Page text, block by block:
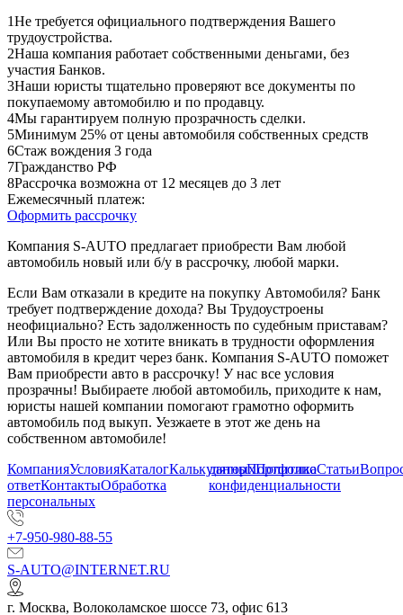
1Не требуется официального подтверждения Вашего
трудоустройства.
2Наша компания работает собственными деньгами, без
участия Банков.
3Наши юристы тщательно проверяют все документы по
покупаемому автомобилю и по продавцу.
4Мы гарантируем полную прозрачность сделки.
5Минимум 25% от цены автомобиля собственных средств
6Стаж вождения 3 года
7Гражданство РФ
8Рассрочка возможна от 12 месяцев до 3 лет
Ежемесячный платеж:
Оформить рассрочку
Компания S-AUTO предлагает приобрести Вам любой
автомобиль новый или б/у в рассрочку, любой марки.
Если Вам отказали в кредите на покупку Автомобиля? Банк
требует подтверждение дохода? Вы Трудоустроены
неофициально? Есть задолженность по судебным приставам?
Или Вы просто не хотите вникать в трудности оформления
автомобиля в кредит через банк. Компания S-AUTO поможет
Вам приобрести авто в рассрочку! У нас все условия
прозрачны! Выбираете любой автомобиль, приходите к нам,
юристы нашей компании помогают грамотно оформить
автомобиль под выкуп. Уезжаете в этот же день на
собственном автомобиле!
КомпанияУсловияКаталогКалькуляторПортфолиоСтатьи
ответКонтактыОбработка
персональных
данныхПолитика
конфиденциальности
+7-950-980-88-55
S-AUTO@INTERNET.RU
г. Москва, Волоколамское шоссе 73, офис 613